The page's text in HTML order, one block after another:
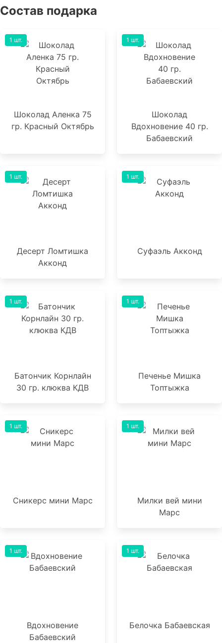
Состав подарка
Шоколад Аленка 75
гр. Красный Октябрь
1 шт.
Шоколад
Вдохновение 40 гр.
Бабаевский
1 шт.
Десерт Ломтишка
Акконд
1 шт.
Суфаэль Акконд
1 шт.
Батончик Корнлайн
30 гр. клюква КДВ
1 шт.
Печенье Мишка
Топтыжка
1 шт.
Сникерс мини Марс
1 шт.
Милки вей мини
Марс
1 шт.
Вдохновение
Бабаевский
1 шт.
Белочка Бабаевская
1 шт.